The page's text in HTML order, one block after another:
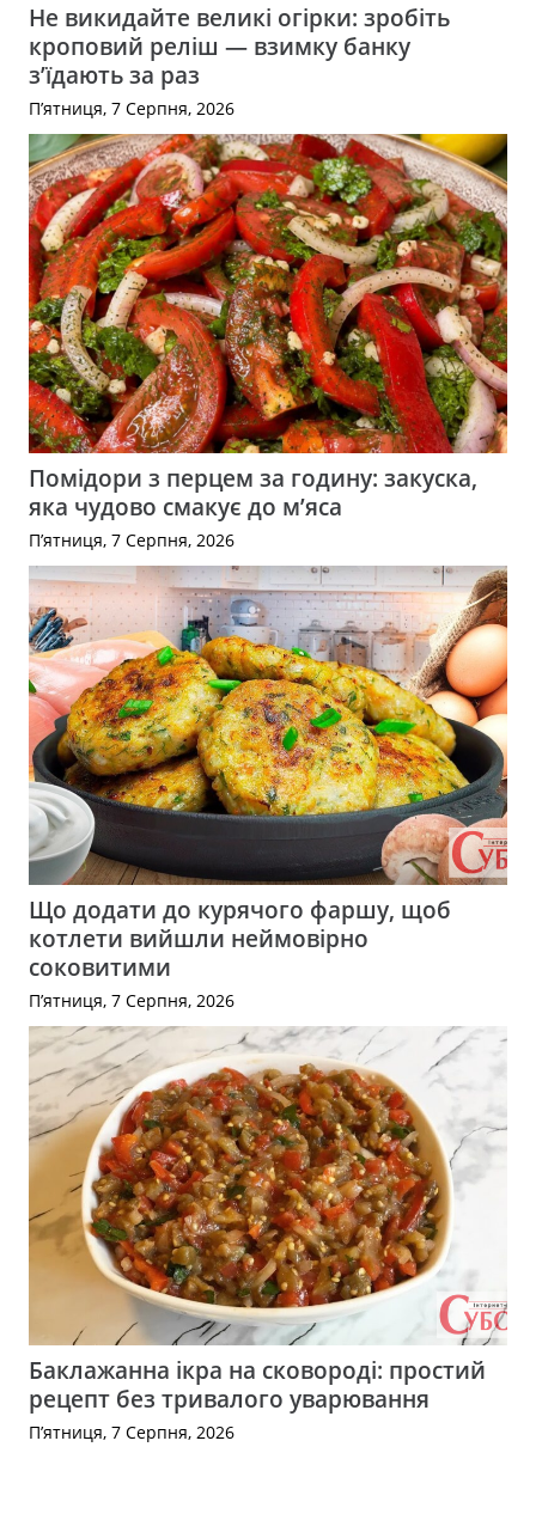
Не викидайте великі огірки: зробіть
кроповий реліш — взимку банку
з’їдають за раз
П’ятниця, 7 Серпня, 2026
Помідори з перцем за годину: закуска,
яка чудово смакує до м’яса
П’ятниця, 7 Серпня, 2026
Що додати до курячого фаршу, щоб
котлети вийшли неймовірно
соковитими
П’ятниця, 7 Серпня, 2026
Баклажанна ікра на сковороді: простий
рецепт без тривалого уварювання
П’ятниця, 7 Серпня, 2026